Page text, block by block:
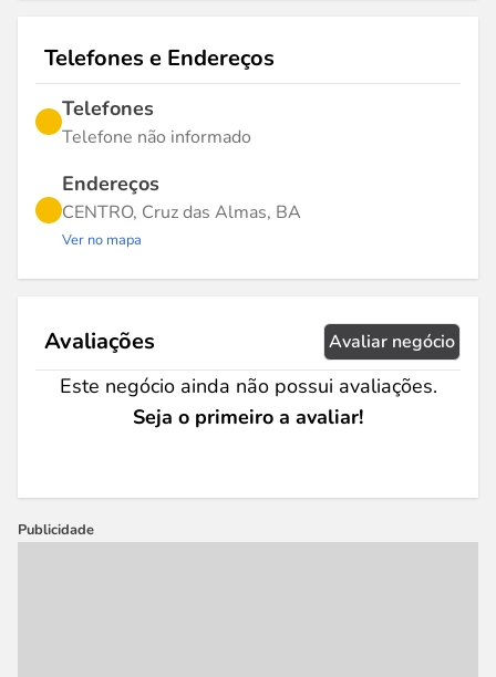
Telefones e Endereços
Telefones
Telefone não informado
Endereços
CENTRO, Cruz das Almas, BA
Ver no mapa
Avaliações Avaliar negócio
Este negócio ainda não possui avaliações.
Seja o primeiro a avaliar!
Publicidade